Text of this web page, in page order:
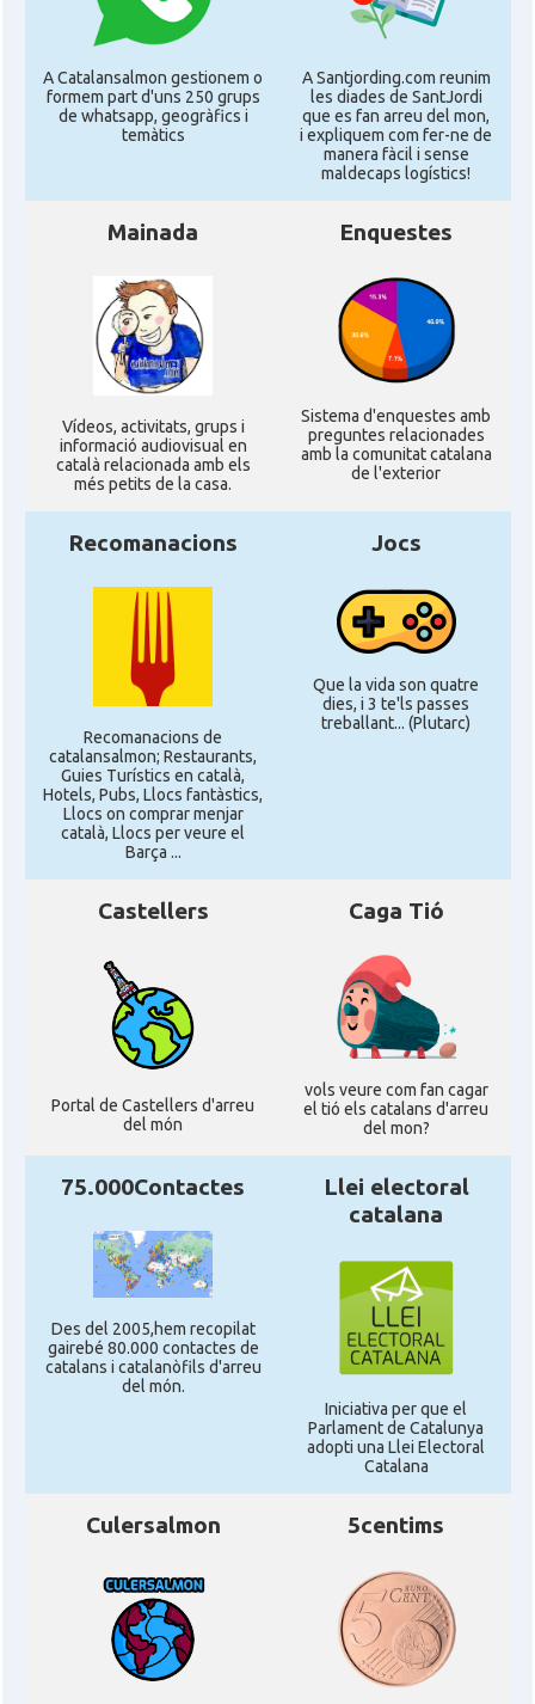
CAMON Catalans a NEBRASKA
CAMON Catalans a NEW MEXICO
Catalans a New Orleans
CATALANS A NEW YORK
CAMON Catalans a OKLAHOMA
CAMON Catalans a ORLANDO
CAMON
Catalans a Philadelphia,
Pennsylvania, USA
CAMON Catalans a PHOENIX
CAMON Catalans a Portland (OR)
CAMON Catalans a PROVIDENCE
CAMON Catalans a RENO
CAMON Catalans a SAINT LOUIS
CAMON Catalans a San Diego
CAMON Catalans a SAN FRANCISCO
CAMON Catalans a Sarasota, Florida, USA
Catalans a SEATTLE
CAMON
Catalans a Silicon Valley (San Jose),
California, USA
CAMON Catalans a TAMPA
Catalans a TENNESSEE
Catalans a UTAH
CAMON Catalans a VIRGINIA
CAMON Catalans a WASHINGTON DC
CAMON Catalans a WISCONSIN
A Catalansalmon gestionem o
formem part d'uns 250 grups
de whatsapp, geogràfics i
temàtics
A Santjording.com reunim
les diades de SantJordi
que es fan arreu del mon,
i expliquem com fer-ne de
manera fàcil i sense
maldecaps logí­stics!
Mainada
Ví­deos, activitats, grups i
informació audiovisual en
català relacionada amb els
més petits de la casa.
Enquestes
Sistema d'enquestes amb
preguntes relacionades
amb la comunitat catalana
de l'exterior
Recomanacions
Recomanacions de
catalansalmon; Restaurants,
Guies Turístics en català,
Hotels, Pubs, Llocs fantàstics,
Llocs on comprar menjar
català, Llocs per veure el
Barça ...
Jocs
Que la vida son quatre
dies, i 3 te'ls passes
treballant... (Plutarc)
Castellers
Portal de Castellers d'arreu
del món
Caga Tió
vols veure com fan cagar
el tió els catalans d'arreu
del mon?
75.000Contactes
Des del 2005,hem recopilat
gairebé 80.000 contactes de
catalans i catalanòfils d'arreu
del món.
Llei electoral
catalana
Iniciativa per que el
Parlament de Catalunya
adopti una Llei Electoral
Catalana
Culersalmon 5centims